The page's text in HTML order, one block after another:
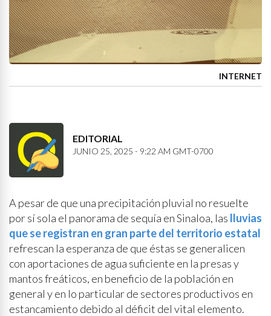
INTERNET
EDITORIAL
JUNIO 25, 2025 - 9:22 AM GMT-0700
A pesar de que una precipitación pluvial no resuelte
por sí sola el panorama de sequía en Sinaloa, las lluvias
que se registran en gran parte del territorio estatal
refrescan la esperanza de que éstas se generalicen
con aportaciones de agua suficiente en la presas y
mantos freáticos, en beneficio de la población en
general y en lo particular de sectores productivos en
estancamiento debido al déficit del vital elemento.